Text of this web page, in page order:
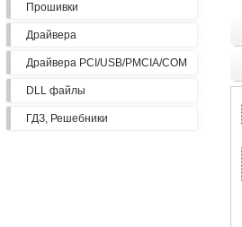
Прошивки
Драйвера
Драйвера PCI/USB/PMCIA/COM
DLL файлы
ГДЗ, Решебники